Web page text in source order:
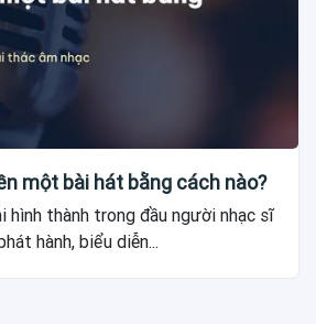
một bài hát bằng cách nào?
hình thành trong đầu người nhạc sĩ
hành, biểu diễn...